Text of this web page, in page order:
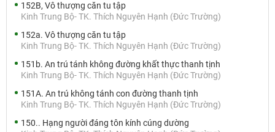
152B, Vô thượng căn tu tập
Kinh Trung Bộ- TK. Thích Nguyên Hạnh (Đức Trường)
152a. Vô thượng căn tu tập
Kinh Trung Bộ- TK. Thích Nguyên Hạnh (Đức Trường)
151b. An trú tánh không đường khất thực thanh tịnh
Kinh Trung Bộ- TK. Thích Nguyên Hạnh (Đức Trường)
151A. An trú không tánh con đường thanh tịnh
Kinh Trung Bộ- TK. Thích Nguyên Hạnh (Đức Trường)
150.. Hạng người đáng tôn kính cúng dường